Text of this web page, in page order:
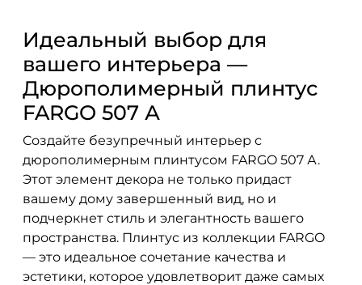
Идеальный выбор для
вашего интерьера —
Дюрополимерный плинтус
FARGO 507 А
Создайте безупречный интерьер с
дюрополимерным плинтусом FARGO 507 А.
Этот элемент декора не только придаст
вашему дому завершенный вид, но и
подчеркнет стиль и элегантность вашего
пространства. Плинтус из коллекции FARGO
— это идеальное сочетание качества и
эстетики, которое удовлетворит даже самых